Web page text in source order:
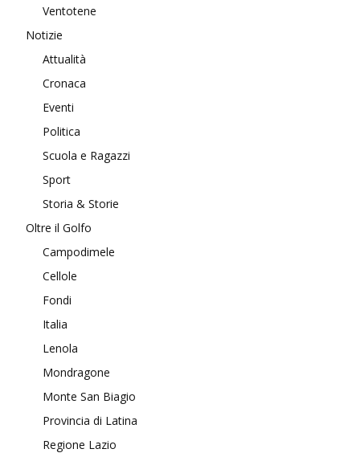
Ventotene
Notizie
Attualità
Cronaca
Eventi
Politica
Scuola e Ragazzi
Sport
Storia & Storie
Oltre il Golfo
Campodimele
Cellole
Fondi
Italia
Lenola
Mondragone
Monte San Biagio
Provincia di Latina
Regione Lazio